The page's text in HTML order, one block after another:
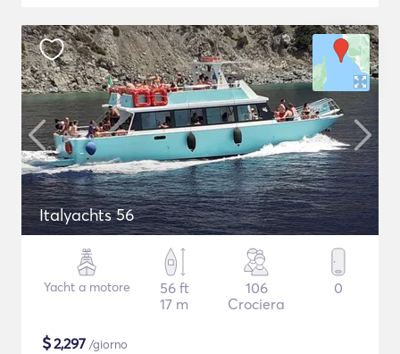
Italyachts 56
Yacht a motore
56 ft
17 m
106
Crociera
0
$2,297 /giorno